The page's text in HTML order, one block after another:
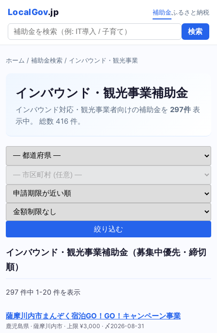
LocalGov.jp
検索
補助金ふるさと納税
ホーム / 補助金検索 / インバウンド・観光事業
インバウンド・観光事業補助金
インバウンド対応・観光事業者向けの補助金を 297件 表
示中。 総数 416 件。
絞り込む
インバウンド・観光事業補助金（募集中優先・締切
順）
297 件中 1-20 件を表示
薩摩川内市まんぞく宿泊GO！GO！キャンペーン事業
鹿児島県 · 薩摩川内市 · 上限 ¥3,000 · 〆2026-08-31